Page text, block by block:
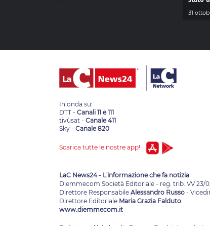
31
In onda su:
DTT - Canali 11 e 111
tivùsat - Canale 411
Sky - Canale 820
Scarica tutte le nostre app!
LaC News24 - L'informazione che fa notizia
Diemmecom Società Editoriale - reg. trib. VV 23/
Direttore Responsabile Alessandro Russo -
Direttore Editoriale Maria Grazia Falduto
www.diemmecom.it